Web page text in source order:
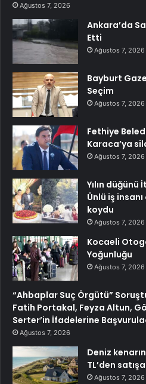
Ağustos 7, 2026
Ankara’da
Etti
Ağustos 7, 2026
Bayburt
Seçim
Ağustos 7, 2026
Fethiye
Karaca’ya
Ağustos 7, 2026
Yılın
Ünlü iş
koydu
Ağustos 7, 2026
Kocaeli
Yoğunluğu
Ağustos 7, 2026
“Ahbaplar Suç Örgütü”
Fatih Portakal, Feyza Altun,
Serter’in İfadelerine
Ağustos 7, 2026
Deniz
TL’den
Ağustos 7, 2026